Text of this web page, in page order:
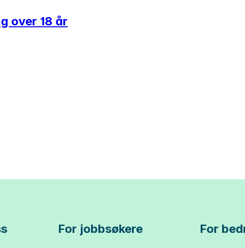
over 18 år
For jobbsøkere For